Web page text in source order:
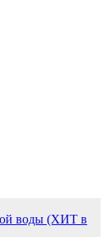
воды (ХИТ в